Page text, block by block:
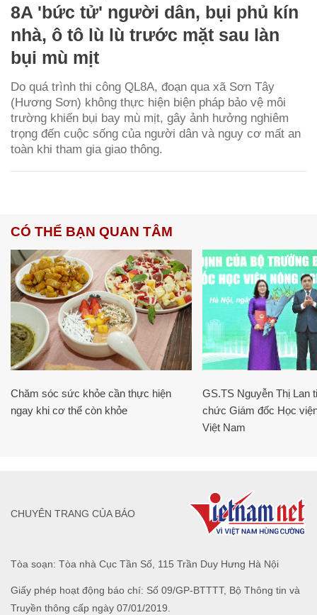
8A 'bức tử' người dân, bụi phủ kín
nhà, ô tô lù lù trước mặt sau làn
bụi mù mịt
Do quá trình thi công QL8A, đoạn qua xã Sơn Tây
(Hương Sơn) không thực hiện biện pháp bảo vệ môi
trường khiến bụi bay mù mịt, gây ảnh hưởng nghiêm
trọng đến cuộc sống của người dân và nguy cơ mất an
toàn khi tham gia giao thông.
CÓ THỂ BẠN QUAN TÂM
Chăm sóc sức khỏe cần thực hiện
ngay khi cơ thể còn khỏe
GS.TS Nguyễn Thị Lan
chức Giám đốc Học
Việt Nam
Tòa soạn: Tòa nhà Cục Tần Số, 115 Trần Duy Hưng Hà Nội
Giấy phép hoạt động báo chí: Số 09/GP-BTTTT, Bộ Thông tin và
Truyền thông cấp ngày 07/01/2019.
CHUYÊN TRANG CỦA BÁO